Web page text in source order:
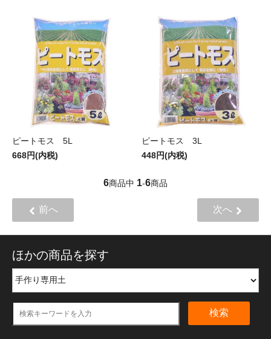
ピートモス 5L
668円(内税)
ピートモス 3L
448円(内税)
6商品中 1-6商品
前へ 次へ
ほかの商品を探す
検索